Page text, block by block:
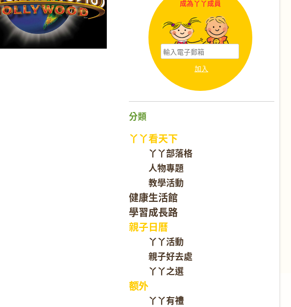
分類
丫丫看天下
丫丫部落格
人物專題
教學活動
健康生活館
學習成長路
親子日曆
丫丫活動
親子好去處
丫丫之選
额外
丫丫有禮
成為丫丫成員